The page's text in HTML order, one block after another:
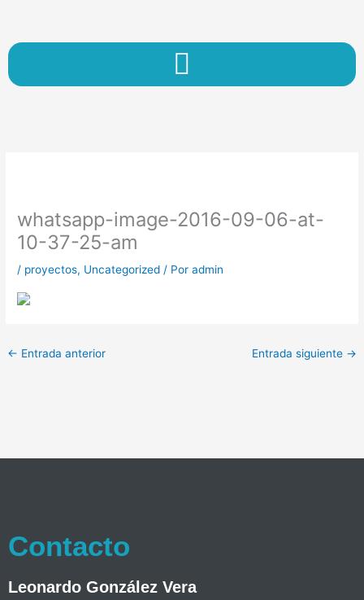
contenido
whatsapp-image-2016-09-06-at-
10-37-25-am
/ proyectos, Uncategorized / Poradmin
← Entrada anterior Entrada siguiente →
Contacto
Leonardo González Vera